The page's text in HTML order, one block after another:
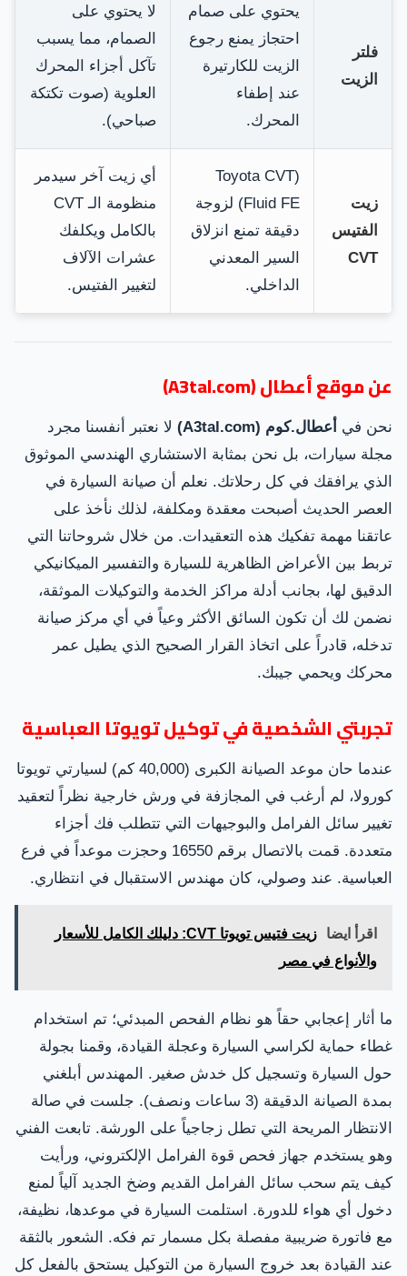
فلتر
الزيت
يحتوي على صمام
احتجاز يمنع رجوع
الزيت للكارتيرة
عند إطفاء
المحرك.
لا يحتوي على
الصمام، مما يسبب
تآكل أجزاء المحرك
العلوية (صوت تكتكة
صباحي).
زيت
الفتيس
CVT
(Toyota CVT
Fluid FE) لزوجة
دقيقة تمنع انزلاق
السير المعدني
الداخلي.
أي زيت آخر سيدمر
منظومة الـ CVT
بالكامل ويكلفك
عشرات الآلاف
لتغيير الفتيس.
عن موقع أعطال (A3tal.com)
نحن في أعطال.كوم (A3tal.com)
لا نعتبر أنفسنا مجرد
مجلة سيارات، بل نحن بمثابة الاستشاري الهندسي الموثوق
الذي يرافقك في كل رحلاتك. نعلم أن صيانة السيارة في
العصر الحديث أصبحت معقدة ومكلفة، لذلك نأخذ على
عاتقنا مهمة تفكيك هذه التعقيدات. من خلال شروحاتنا التي
تربط بين الأعراض الظاهرية للسيارة والتفسير الميكانيكي
الدقيق لها، بجانب أدلة مراكز الخدمة والتوكيلات الموثقة،
نضمن لك أن تكون السائق الأكثر وعياً في أي مركز صيانة
تدخله، قادراً على اتخاذ القرار الصحيح الذي يطيل عمر
محركك ويحمي جيبك.
تجربتي الشخصية في توكيل تويوتا العباسية
عندما حان موعد الصيانة الكبرى (40,000 كم) لسيارتي تويوتا
كورولا، لم أرغب في المجازفة في ورش خارجية نظراً لتعقيد
تغيير سائل الفرامل والبوجيهات التي تتطلب فك أجزاء
متعددة. قمت بالاتصال برقم 16550 وحجزت موعداً في فرع
العباسية. عند وصولي، كان مهندس الاستقبال في انتظاري.
اقرأ ايضا
زيت فتيس تويوتا CVT: دليلك الكامل للأسعار
والأنواع في مصر
ما أثار إعجابي حقاً هو نظام الفحص المبدئي؛ تم استخدام
غطاء حماية لكراسي السيارة وعجلة القيادة، وقمنا بجولة
حول السيارة وتسجيل كل خدش صغير. المهندس أبلغني
بمدة الصيانة الدقيقة (3 ساعات ونصف). جلست في صالة
الانتظار المريحة التي تطل زجاجياً على الورشة. تابعت الفني
وهو يستخدم جهاز فحص قوة الفرامل الإلكتروني، ورأيت
كيف يتم سحب سائل الفرامل القديم وضخ الجديد آلياً لمنع
دخول أي هواء للدورة. استلمت السيارة في موعدها، نظيفة،
مع فاتورة ضريبية مفصلة بكل مسمار تم فكه. الشعور بالثقة
عند القيادة بعد خروج السيارة من التوكيل يستحق بالفعل كل